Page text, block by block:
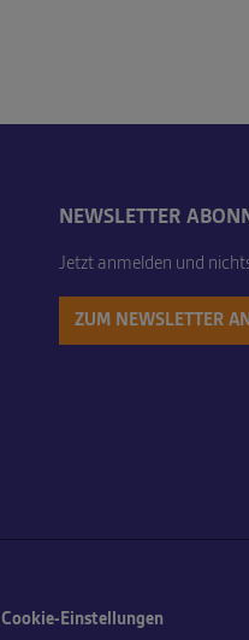
NEWSLETTER
Jetzt anmelden und
ZUM NEWSLETTER
Cookie-Einstellungen